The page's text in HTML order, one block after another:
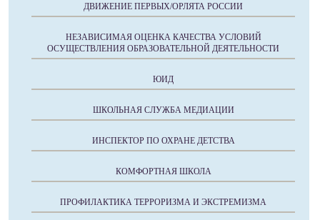
ДВИЖЕНИЕ ПЕРВЫХ/ОРЛЯТА РОССИИ
НЕЗАВИСИМАЯ ОЦЕНКА КАЧЕСТВА УСЛОВИЙ
ОСУЩЕСТВЛЕНИЯ ОБРАЗОВАТЕЛЬНОЙ ДЕЯТЕЛЬНОСТИ
ЮИД
ШКОЛЬНАЯ СЛУЖБА МЕДИАЦИИ
ИНСПЕКТОР ПО ОХРАНЕ ДЕТСТВА
КОМФОРТНАЯ ШКОЛА
ПРОФИЛАКТИКА ТЕРРОРИЗМА И ЭКСТРЕМИЗМА